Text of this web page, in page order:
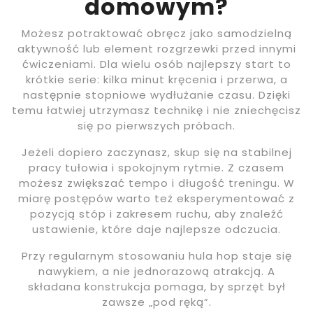
domowym?
Możesz potraktować obręcz jako samodzielną
aktywność lub element rozgrzewki przed innymi
ćwiczeniami. Dla wielu osób najlepszy start to
krótkie serie: kilka minut kręcenia i przerwa, a
następnie stopniowe wydłużanie czasu. Dzięki
temu łatwiej utrzymasz technikę i nie zniechęcisz
się po pierwszych próbach.
Jeżeli dopiero zaczynasz, skup się na stabilnej
pracy tułowia i spokojnym rytmie. Z czasem
możesz zwiększać tempo i długość treningu. W
miarę postępów warto też eksperymentować z
pozycją stóp i zakresem ruchu, aby znaleźć
ustawienie, które daje najlepsze odczucia.
Przy regularnym stosowaniu hula hop staje się
nawykiem, a nie jednorazową atrakcją. A
składana konstrukcja pomaga, by sprzęt był
zawsze „pod ręką”.